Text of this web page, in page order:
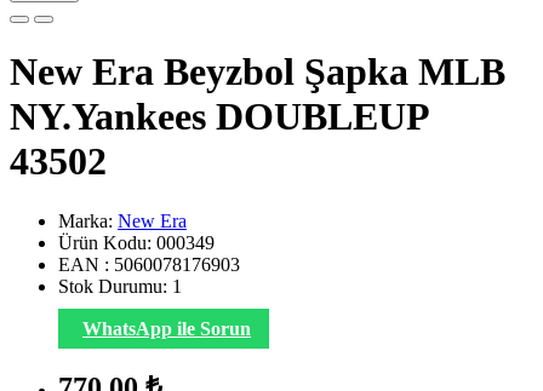
New Era Beyzbol Şapka MLB
NY.Yankees DOUBLEUP
43502
Marka: New Era
Ürün Kodu: 000349
EAN : 5060078176903
Stok Durumu: 1
WhatsApp ile Sorun